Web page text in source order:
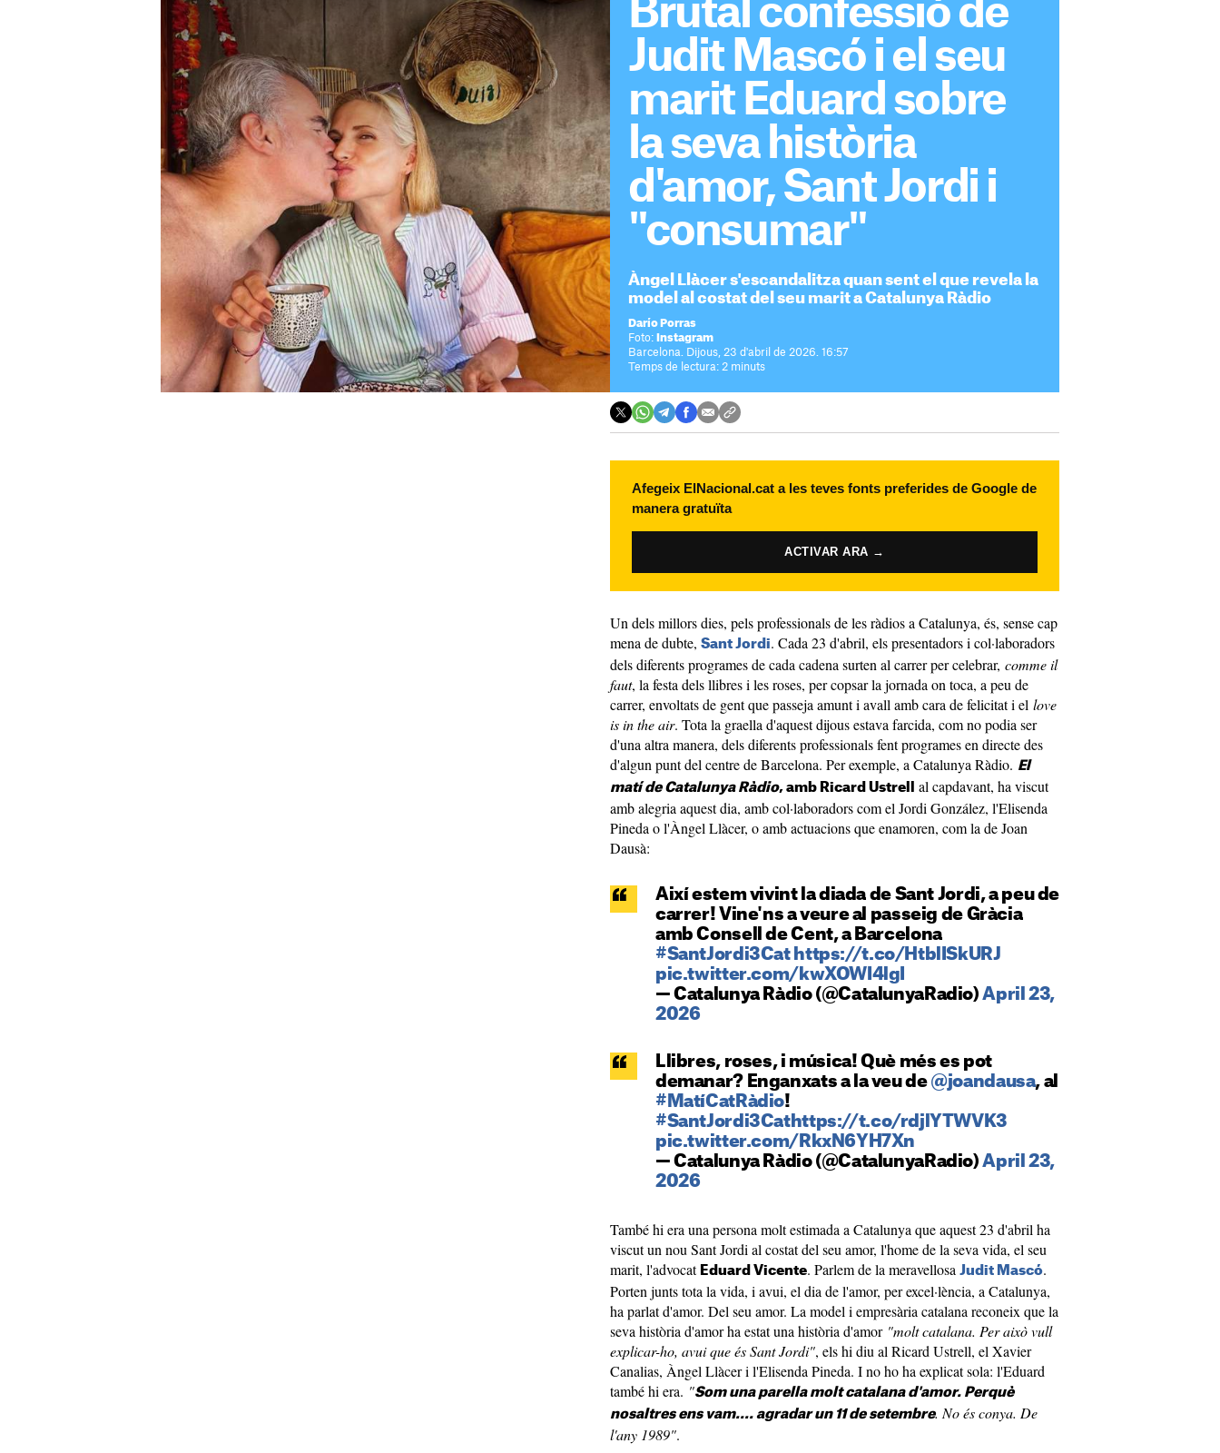
Brutal confessió de
Judit Mascó i el seu
marit Eduard sobre
la seva història
d'amor, Sant Jordi i
"consumar"
Àngel Llàcer s'escandalitza quan sent el que revela la
model al costat del seu marit a Catalunya Ràdio
Darío Porras
Foto: Instagram
Barcelona. Dijous, 23 d'abril de 2026. 16:57
Temps de lectura: 2 minuts
Afegeix ElNacional.cat a les teves fonts preferides de Google de
manera gratuïta
ACTIVAR ARA →
Un dels millors dies, pels professionals de les ràdios a Catalunya, és, sense cap
mena de dubte, Sant Jordi. Cada 23 d'abril, els presentadors i col·laboradors
dels diferents programes de cada cadena surten al carrer per celebrar, comme il
faut, la festa dels llibres i les roses, per copsar la jornada on toca, a peu de
carrer, envoltats de gent que passeja amunt i avall amb cara de felicitat i el love
is in the air. Tota la graella d'aquest dijous estava farcida, com no podia ser
d'una altra manera, dels diferents professionals fent programes en directe des
d'algun punt del centre de Barcelona. Per exemple, a Catalunya Ràdio. El
matí de Catalunya Ràdio, amb Ricard Ustrell
al capdavant, ha viscut
amb alegria aquest dia, amb col·laboradors com el Jordi González, l'Elisenda
Pineda o l'Àngel Llàcer, o amb actuacions que enamoren, com la de Joan
Dausà:
Així estem vivint la diada de Sant Jordi, a peu de
carrer! Vine'ns a veure al passeig de Gràcia
amb Consell de Cent, a Barcelona
#SantJordi3Cat https://t.co/HtblISkURJ
pic.twitter.com/kwXOWI4lgI
— Catalunya Ràdio (@CatalunyaRadio)April 23,
2026
Llibres, roses, i música! Què més es pot
demanar? Enganxats a la veu de @joandausa, al
#MatíCatRàdio!
#SantJordi3Cathttps://t.co/rdjlYTWVK3
pic.twitter.com/RkxN6YH7Xn
— Catalunya Ràdio (@CatalunyaRadio)April 23,
2026
També hi era una persona molt estimada a Catalunya que aquest 23 d'abril ha
viscut un nou Sant Jordi al costat del seu amor, l'home de la seva vida, el seu
marit, l'advocat Eduard Vicente. Parlem de la meravellosa Judit Mascó.
Porten junts tota la vida, i avui, el dia de l'amor, per excel·lència, a Catalunya,
ha parlat d'amor. Del seu amor. La model i empresària catalana reconeix que la
seva història d'amor ha estat una història d'amor "molt catalana. Per això vull
explicar-ho, avui que és Sant Jordi", els hi diu al Ricard Ustrell, el Xavier
Canalias, Àngel Llàcer i l'Elisenda Pineda. I no ho ha explicat sola: l'Eduard
també hi era. "Som una parella molt catalana d'amor. Perquè
nosaltres ens vam.... agradar un 11 de setembre. No és conya. De
l'any 1989".